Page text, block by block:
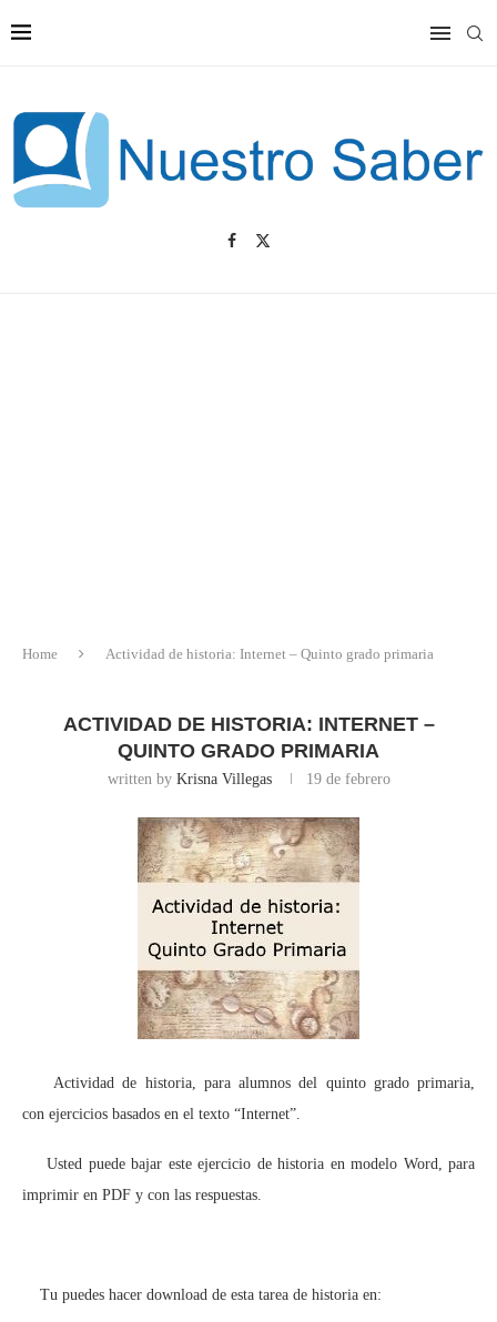
Home Actividad de historia: Internet – Quinto grado primaria
ACTIVIDAD DE HISTORIA: INTERNET –
QUINTO GRADO PRIMARIA
written by Krisna Villegas 19 de febrero
Actividad de historia, para alumnos del quinto grado primaria,
con ejercicios basados en el texto “Internet”.
Usted puede bajar este ejercicio de historia en modelo Word, para
imprimir en PDF y con las respuestas.
Tu puedes hacer download de esta tarea de historia en: